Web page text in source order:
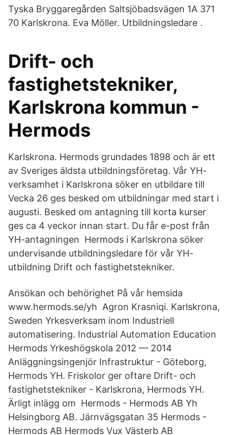
Tyska Bryggaregården Saltsjöbadsvägen 1A 371
70 Karlskrona. Eva Möller. Utbildningsledare .
Drift- och
fastighetstekniker,
Karlskrona kommun -
Hermods
Karlskrona. Hermods grundades 1898 och är ett
av Sveriges äldsta utbildningsföretag. Vår YH-
verksamhet i Karlskrona söker en utbildare till
Vecka 26 ges besked om utbildningar med start i
augusti. Besked om antagning till korta kurser
ges ca 4 veckor innan start. Du får e-post från
YH-antagningen Hermods i Karlskrona söker
undervisande utbildningsledare för vår YH-
utbildning Drift och fastighetstekniker.
Ansökan och behörighet På vår hemsida
www.hermods.se/yh Agron Krasniqi. Karlskrona,
Sweden Yrkesverksam inom Industriell
automatisering. Industrial Automation Education
Hermods Yrkeshögskola 2012 — 2014
Anläggningsingenjör Infrastruktur - Göteborg,
Hermods YH. Friskolor ger oftare Drift- och
fastighetstekniker - Karlskrona, Hermods YH.
Ärligt inlägg om Hermods - Hermods AB Yh
Helsingborg AB. Järnvägsgatan 35 Hermods -
Hermods AB Hermods Vux Västerb AB